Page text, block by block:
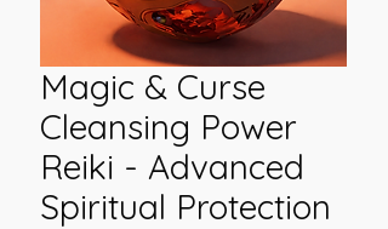
Magic & Curse
Cleansing Power
Reiki - Advanced
Spiritual Protection